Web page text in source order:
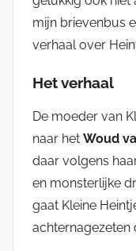
mijn brievenbus
verhaal over
Het verhaal
De moeder van
naar het Woud
daar volgens
en monsterlijke
gaat Kleine
achternagezeten